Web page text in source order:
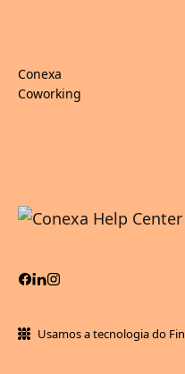
Conexa
Coworking
Usamos a tecnologia do Fin